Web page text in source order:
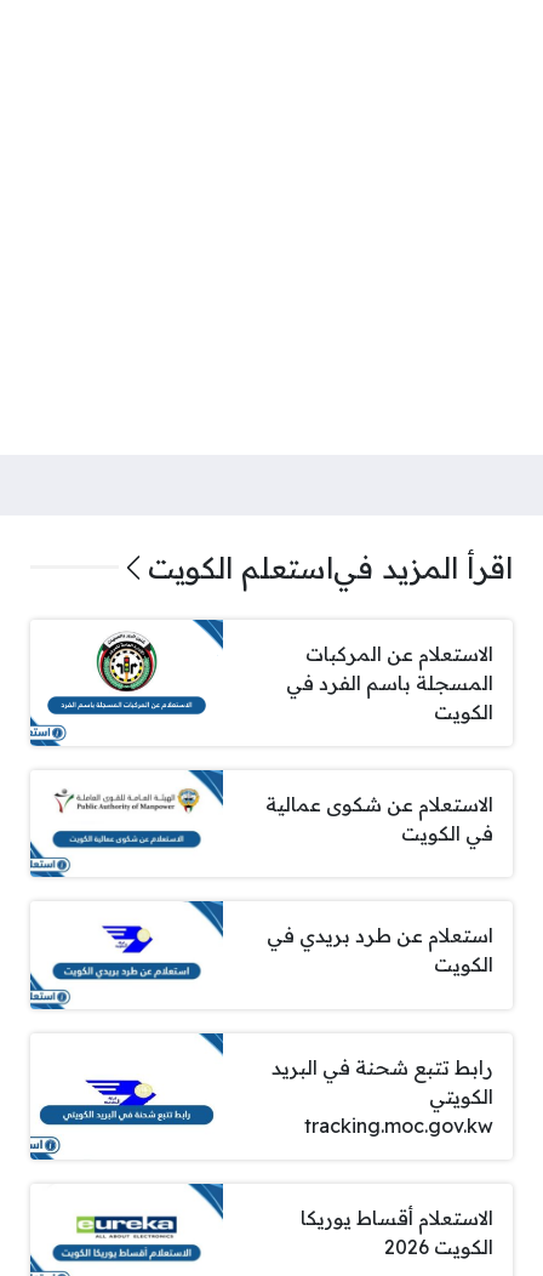
اقرأ المزيد فياستعلم الكويت
الاستعلام عن المركبات
المسجلة باسم الفرد في
الكويت
الاستعلام عن شكوى عمالية
في الكويت
استعلام عن طرد بريدي في
الكويت
رابط تتبع شحنة في البريد
الكويتي
tracking.moc.gov.kw
الاستعلام أقساط يوريكا
الكويت 2026